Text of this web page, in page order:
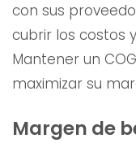
con sus
cubrir los costos
Mantener un
maximizar su
Margen de